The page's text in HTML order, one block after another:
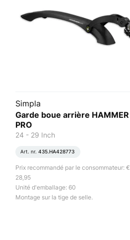
Simpla
Garde boue arrière HAMMER
PRO
24 - 29 Inch
Art. nr. 435.HA428773
Prix recommandé par le consommateur: €
28,95
Unité d'emballage: 60
Montage sur la tige de selle.